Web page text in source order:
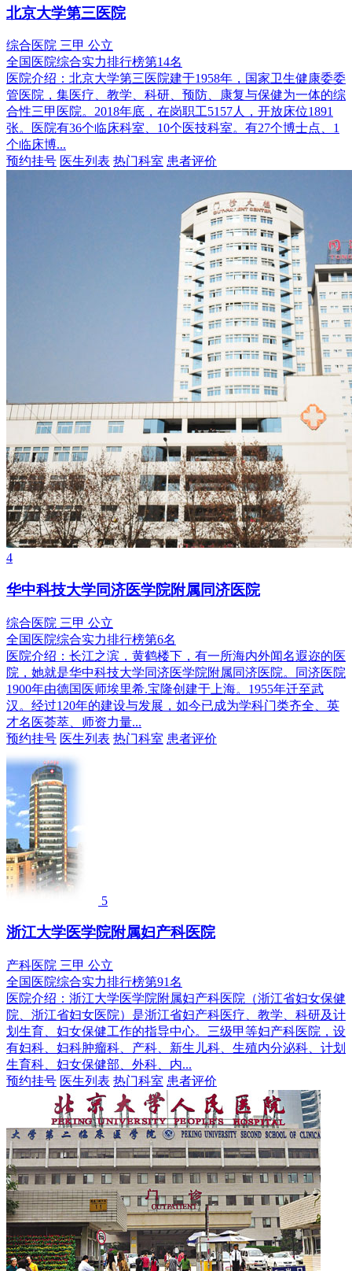
北京大学第三医院
综合医院 三甲 公立
全国医院综合实力排行榜第14名
医院介绍： 北京大学第三医院建于1958年，国家卫生健康委委
管医院，集医疗、教学、科研、预防、康复与保健为一体的综
合性三甲医院。2018年底，在岗职工5157人，开放床位1891
张。医院有36个临床科室、10个医技科室。有27个博士点、1
个临床博...
预约挂号 医生列表 热门科室 患者评价
4
华中科技大学同济医学院附属同济医院
综合医院 三甲 公立
全国医院综合实力排行榜第6名
医院介绍： 长江之滨，黄鹤楼下，有一所海内外闻名遐迩的医
院，她就是华中科技大学同济医学院附属同济医院。同济医院
1900年由德国医师埃里希.宝隆创建于上海。1955年迁至武
汉。经过120年的建设与发展，如今已成为学科门类齐全、英
才名医荟萃、师资力量...
预约挂号 医生列表 热门科室 患者评价
5
浙江大学医学院附属妇产科医院
产科医院 三甲 公立
全国医院综合实力排行榜第91名
医院介绍： 浙江大学医学院附属妇产科医院（浙江省妇女保健
院、浙江省妇女医院）是浙江省妇产科医疗、教学、科研及计
划生育、妇女保健工作的指导中心。三级甲等妇产科医院，设
有妇科、妇科肿瘤科、产科、新生儿科、生殖内分泌科、计划
生育科、妇女保健部、外科、内...
预约挂号 医生列表 热门科室 患者评价